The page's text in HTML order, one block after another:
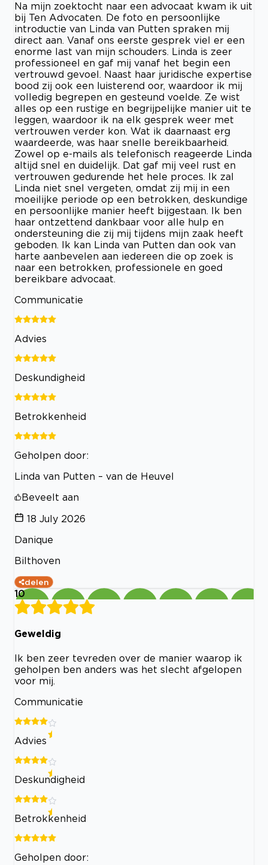
Na mijn zoektocht naar een advocaat kwam ik uit
bij Ten Advocaten. De foto en persoonlijke
introductie van Linda van Putten spraken mij
direct aan. Vanaf ons eerste gesprek viel er een
enorme last van mijn schouders. Linda is zeer
professioneel en gaf mij vanaf het begin een
vertrouwd gevoel. Naast haar juridische expertise
bood zij ook een luisterend oor, waardoor ik mij
volledig begrepen en gesteund voelde. Ze wist
alles op een rustige en begrijpelijke manier uit te
leggen, waardoor ik na elk gesprek weer met
vertrouwen verder kon. Wat ik daarnaast erg
waardeerde, was haar snelle bereikbaarheid.
Zowel op e-mails als telefonisch reageerde Linda
altijd snel en duidelijk. Dat gaf mij veel rust en
vertrouwen gedurende het hele proces. Ik zal
Linda niet snel vergeten, omdat zij mij in een
moeilijke periode op een betrokken, deskundige
en persoonlijke manier heeft bijgestaan. Ik ben
haar ontzettend dankbaar voor alle hulp en
ondersteuning die zij mij tijdens mijn zaak heeft
geboden. Ik kan Linda van Putten dan ook van
harte aanbevelen aan iedereen die op zoek is
naar een betrokken, professionele en goed
bereikbare advocaat.
Communicatie
Advies
Deskundigheid
Betrokkenheid
Geholpen door:
Linda van Putten – van de Heuvel
Beveelt aan
18 July 2026
Danique
Bilthoven
delen
10
Geweldig
Ik ben zeer tevreden over de manier waarop ik
geholpen ben anders was het slecht afgelopen
voor mij.
Communicatie
Advies
Deskundigheid
Betrokkenheid
Geholpen door: